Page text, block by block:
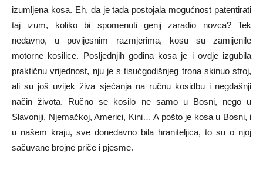
izumljena kosa. Eh, da je tada postojala mogućnost patentirati
taj izum, koliko bi spomenuti genij zaradio novca? Tek
nedavno, u povijesnim razmjerima, kosu su zamijenile
motorne kosilice. Posljednjih godina kosa je i ovdje izgubila
praktičnu vrijednost, nju je s tisućgodišnjeg trona skinuo stroj,
ali su još uvijek živa sjećanja na ručnu kosidbu i negdašnji
način života. Ručno se kosilo ne samo u Bosni, nego u
Slavoniji, Njemačkoj, Americi, Kini… A pošto je kosa u Bosni, i
u našem kraju, sve donedavno bila hraniteljica, to su o njoj
sačuvane brojne priče i pjesme.